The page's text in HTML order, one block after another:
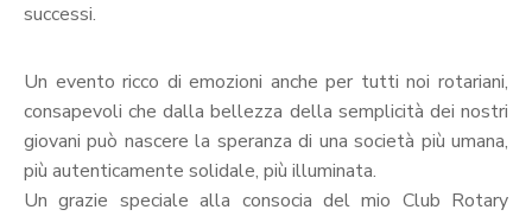
successi.
Un evento ricco di emozioni anche per tutti noi rotariani,
consapevoli che dalla bellezza della semplicità dei nostri
giovani può nascere la speranza di una società più umana,
più autenticamente solidale, più illuminata.
Un grazie speciale alla consocia del mio Club Rotary